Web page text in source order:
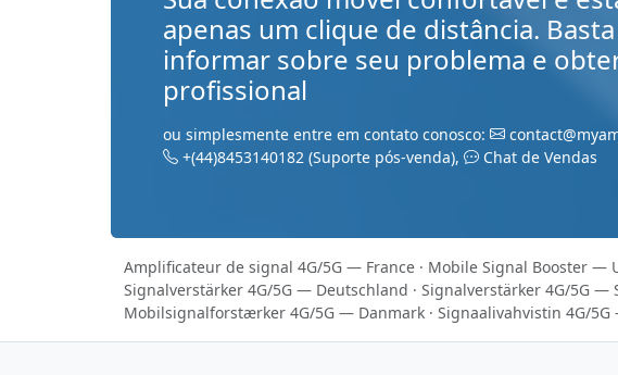
apenas um clique de distância.
informar sobre seu problema e
profissional
ou simplesmente entre em contato conosco:
+(44)8453140182 (Suporte pós-venda), Chat de Vendas
Amplificateur de signal 4G/5G — France · Mobile Signal Booster —
Signalverstärker 4G/5G — Deutschland · Signalverstärker 4G/5G —
Mobilsignalforstærker 4G/5G — Danmark · Signaalivahvistin 4G/